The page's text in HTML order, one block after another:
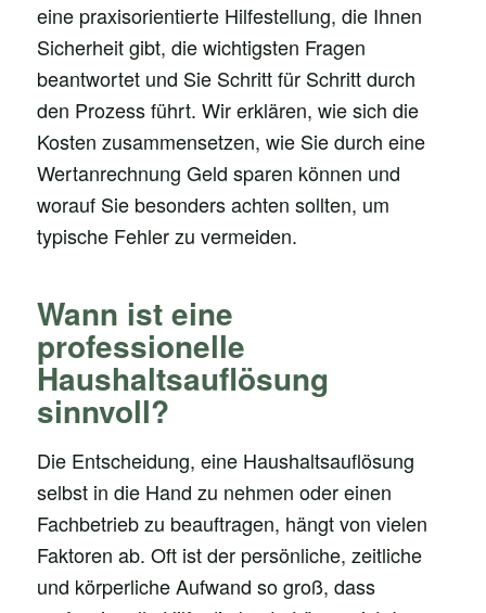
eine praxisorientierte Hilfestellung, die Ihnen
Sicherheit gibt, die wichtigsten Fragen
beantwortet und Sie Schritt für Schritt durch
den Prozess führt. Wir erklären, wie sich die
Kosten zusammensetzen, wie Sie durch eine
Wertanrechnung Geld sparen können und
worauf Sie besonders achten sollten, um
typische Fehler zu vermeiden.
Wann ist eine
professionelle
Haushaltsauflösung
sinnvoll?
Die Entscheidung, eine Haushaltsauflösung
selbst in die Hand zu nehmen oder einen
Fachbetrieb zu beauftragen, hängt von vielen
Faktoren ab. Oft ist der persönliche, zeitliche
und körperliche Aufwand so groß, dass